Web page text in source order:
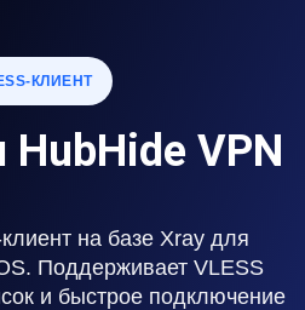
КЛИЕНТ
HubHide VPN
на базе Xray для
Поддерживает VLESS
и быстрое подключение